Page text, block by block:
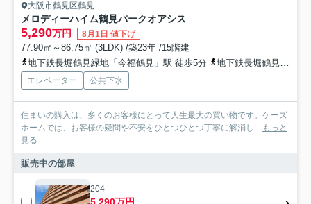
大阪市鶴見区鶴見
メロディーハイム鶴見パークオアシス
5,290万円 8月1日 値下げ
77.90㎡～86.75㎡ (3LDK) /築23年 /15階建
地下鉄長堀鶴見緑地「今福鶴見」駅 徒歩5分
地下鉄長堀鶴見緑地「蒲生四丁目」駅 徒歩18分
エレベーター 公共下水
住まいの購入は、多くのお客様にとって人生最大の買い物です。ケーズ
ホームでは、お客様の疑問や不安をひとつひとつ丁寧に解消し... もっと
見る
販売中の部屋
204